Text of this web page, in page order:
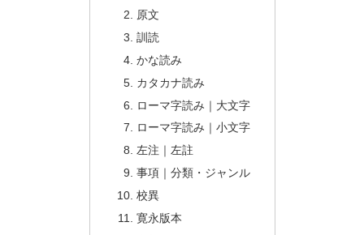
原文
訓読
かな読み
カタカナ読み
ローマ字読み｜大文字
ローマ字読み｜小文字
左注｜左註
事項｜分類・ジャンル
校異
寛永版本